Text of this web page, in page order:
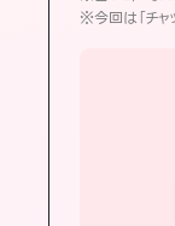
※今回は「チャ